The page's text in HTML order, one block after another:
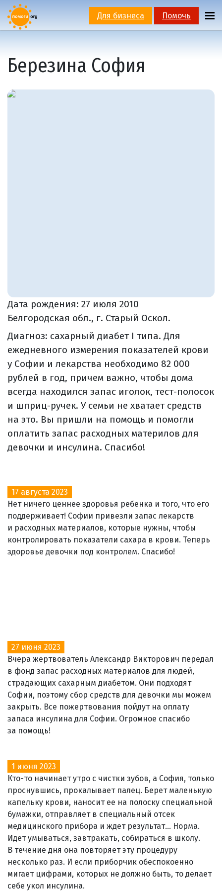
Для бизнеса Помочь
Березина София
Дата рождения: 27 июля 2010
Белгородская обл., г. Старый Оскол.
Диагноз: сахарный диабет I типа. Для
ежедневного измерения показателей крови
у Софии и лекарства необходимо 82 000
рублей в год, причем важно, чтобы дома
всегда находился запас иголок, тест-полосок
и шприц-ручек. У семьи не хватает средств
на это. Вы пришли на помощь и помогли
оплатить запас расходных материлов для
девочки и инсулина. Спасибо!
17 августа 2023
Нет ничего ценнее здоровья ребенка и того, что его
поддерживает! Софии привезли запас лекарств
и расходных материалов, которые нужны, чтобы
контролировать показатели сахара в крови. Теперь
здоровье девочки под контролем. Спасибо!
27 июня 2023
Вчера жертвователь Александр Викторович передал
в фонд запас расходных материалов для людей,
страдающих сахарным диабетом. Они подходят
Софии, поэтому сбор средств для девочки мы можем
закрыть. Все пожертвования пойдут на оплату
запаса инсулина для Софии. Огромное спасибо
за помощь!
1 июня 2023
Кто-то начинает утро с чистки зубов, а София, только
проснувшись, прокалывает палец. Берет маленькую
капельку крови, наносит ее на полоску специальной
бумажки, отправляет в специальный отсек
медицинского прибора и ждет результат... Норма.
Идет умываться, завтракать, собираться в школу.
В течение дня она повторяет эту процедуру
несколько раз. И если приборчик обеспокоенно
мигает цифрами, которых не должно быть, то делает
себе укол инсулина.